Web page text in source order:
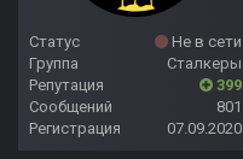
Статус
Не в сети
Группа
Сталкеры
Репутация
399
Сообщений
801
Регистрация
07.09.2020